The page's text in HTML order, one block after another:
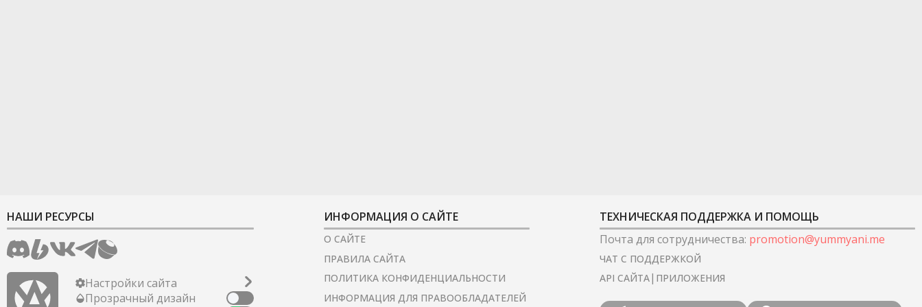
НАШИ РЕСУРСЫ
Настройки сайта
Прозрачный дизайн
ИНФОРМАЦИЯ О САЙТЕ
О САЙТЕ
ПРАВИЛА САЙТА
ПОЛИТИКА КОНФИДЕНЦИАЛЬНОСТИ
ИНФОРМАЦИЯ ДЛЯ ПРАВООБЛАДАТЕЛЕЙ
ТЕХНИЧЕСКАЯ ПОДДЕРЖКА И ПОМОЩЬ
Почта для сотрудничества: promotion@yummyani.me
ЧАТ С ПОДДЕРЖКОЙ
API САЙТА| ПРИЛОЖЕНИЯ